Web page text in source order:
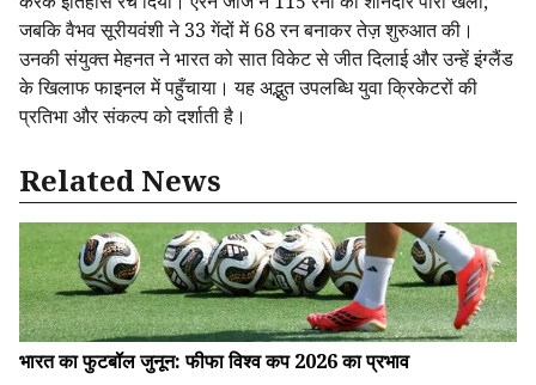
जबकि वैभव सूरीयवंशी ने 33 गेंदों में 68 रन बनाकर तेज़ शुरुआत की।
उनकी संयुक्त मेहनत ने भारत को सात विकेट से जीत दिलाई और उन्हें इंग्लैंड
के खिलाफ फाइनल में पहुँचाया। यह अद्भुत उपलब्धि युवा क्रिकेटरों की
प्रतिभा और संकल्प को दर्शाती है।
Related News
भारत का फुटबॉल जुनून: फीफा विश्व कप 2026 का प्रभाव